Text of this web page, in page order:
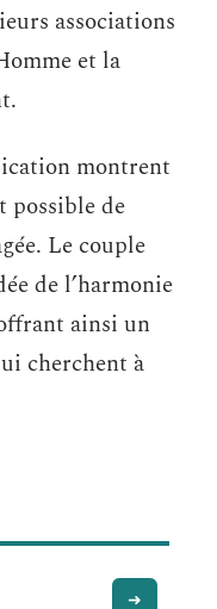
associations
et la
montrent
possible de
Le couple
de l’harmonie
ainsi un
cherchent à